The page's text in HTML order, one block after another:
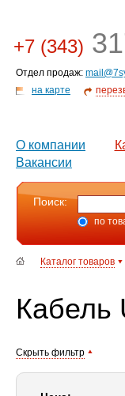
+7 (343)
Отдел продаж:
на карте
О компании
Вакансии
Поиск:
по
Каталог товаров
Кабель
Скрыть фильтр